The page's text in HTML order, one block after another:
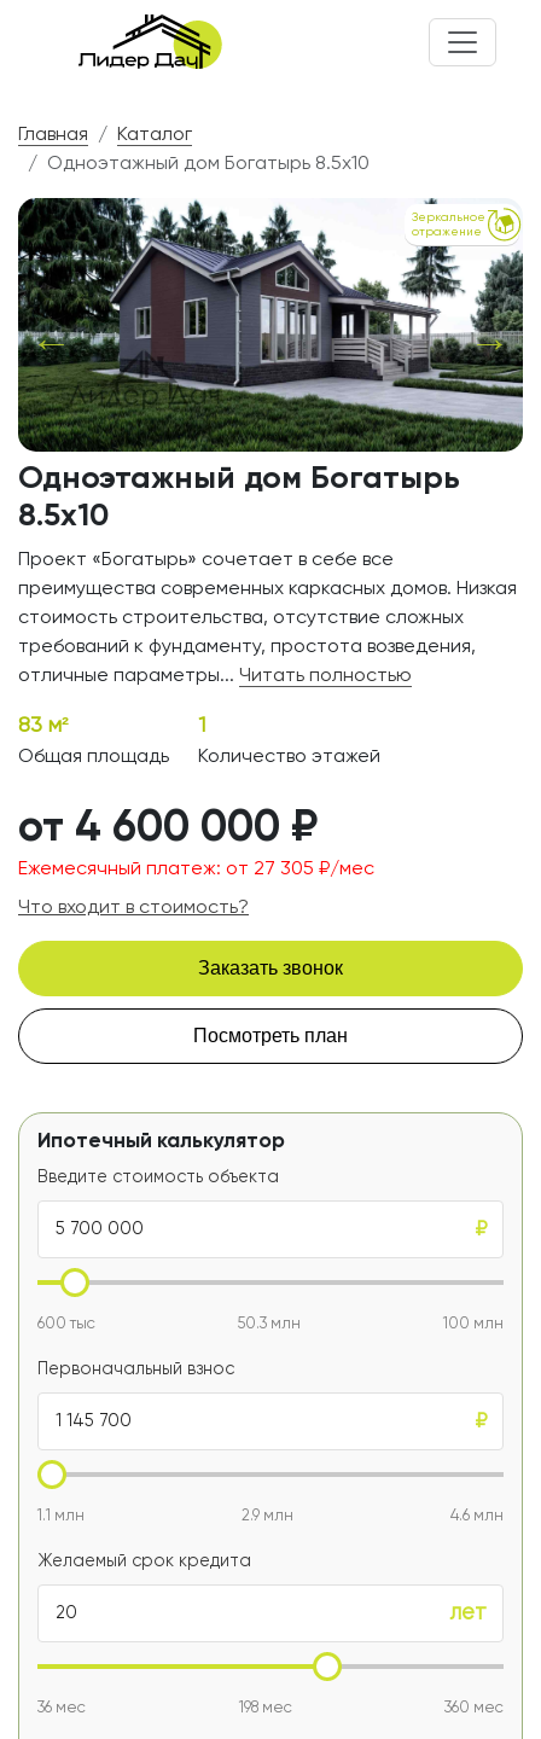
Главная
Каталог
Одноэтажный дом Богатырь 8.5x10
Зеркальное
отражение
Одноэтажный дом Богатырь
8.5x10
Проект «Богатырь» сочетает в себе все
преимущества современных каркасных домов. Низкая
стоимость строительства, отсутствие сложных
требований к фундаменту, простота возведения,
отличные параметры... Читать полностью
83 м²
Общая площадь
1
Количество этажей
от 4 600 000 ₽
Ежемесячный платеж: от 27 305 ₽/мес
Что входит в стоимость?
Заказать звонок
Посмотреть план
Ипотечный калькулятор
Введите стоимость объекта
₽
600 тыс 50.3 млн 100 млн
Первоначальный взнос
₽
1.1 млн 2.9 млн 4.6 млн
Желаемый срок кредита
лет
36 мес 198 мес 360 мес